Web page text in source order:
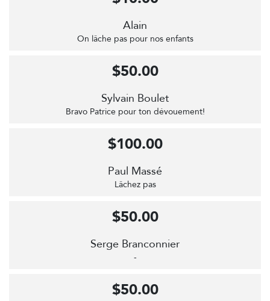
Alain
On lâche pas pour nos enfants
Sylvain Boulet
Bravo Patrice pour ton dévouement!
$50.00
Paul Massé
Lâchez pas
$100.00
Serge Branconnier
-
$50.00
$50.00